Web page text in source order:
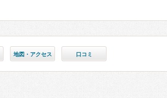
地図・アクセス 口コミ